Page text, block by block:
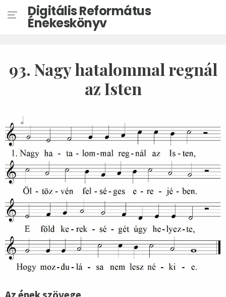
Digitális Református
Énekeskönyv
93. Nagy hatalommal regnál
az Isten